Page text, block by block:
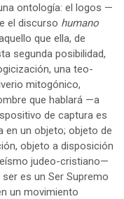
ontología: el logos —
el discurso humano
que ella, de
segunda posibilidad,
una teo-
mitogónico,
que hablará —a
de captura es
en un objeto; objeto de
objeto a disposición
judeo-cristiano—
es un Ser Supremo
un movimiento